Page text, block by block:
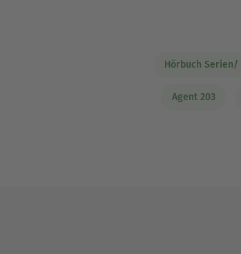
Hörbuch Serien/
Agent 203